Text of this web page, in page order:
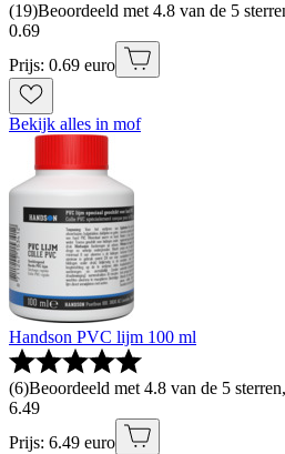
(19)Beoordeeld met 4.8 van de 5
0.69
Prijs: 0.69 euro
Bekijk alles in mof
Handson PVC lijm 100 ml
(6)Beoordeeld met 4.8 van de 5
6.49
Prijs: 6.49 euro